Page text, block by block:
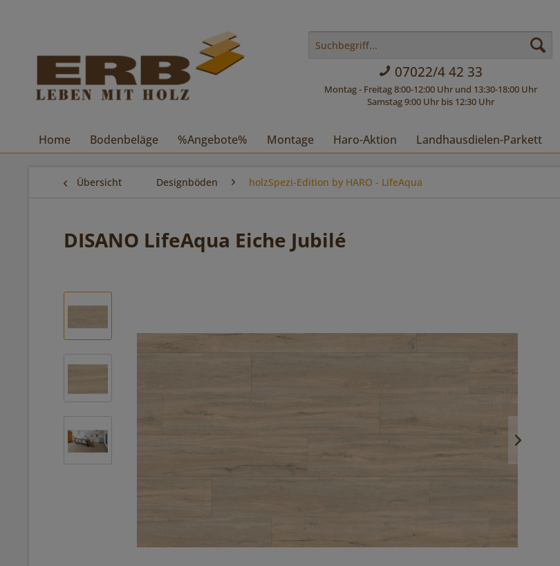
07022/4 42 33
Montag - Freitag 8:00-12:00 Uhr und 13:30-18:00 Uhr
Samstag 9:00 Uhr bis 12:30 Uhr
Home Bodenbeläge %Angebote% Montage Haro-Aktion Landhausdielen-Parkett
Übersicht Designböden holzSpezi-Edition by HARO - LifeAqua
DISANO LifeAqua Eiche Jubilé